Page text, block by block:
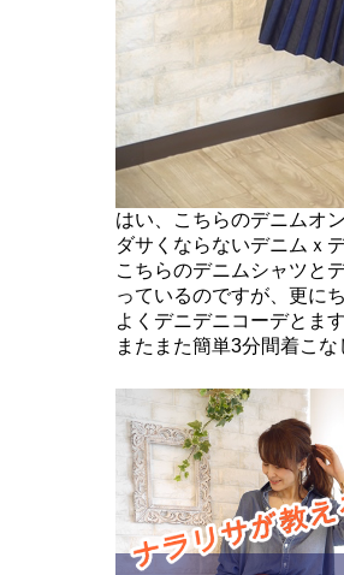
はい、こちらのデニムオ
ダサくならないデニムｘ
こちらのデニムシャツと
っているのですが、更に
よくデニデニコーデとま
またまた簡単3分間着こ